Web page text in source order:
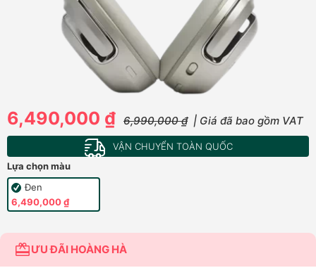
6,490,000 ₫ 6,990,000 ₫ | Giá đã bao gồm VAT
VẬN CHUYỂN TOÀN QUỐC
Lựa chọn màu
Đen
6,490,000 ₫
ƯU ĐÃI HOÀNG HÀ